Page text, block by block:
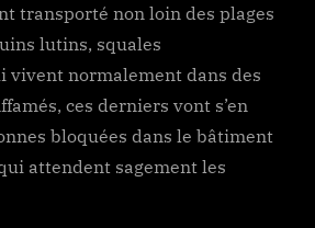
transporté non loin des plages
lutins, squales
vivent normalement dans des
ces derniers vont s’en
bloquées dans le bâtiment
attendent sagement les